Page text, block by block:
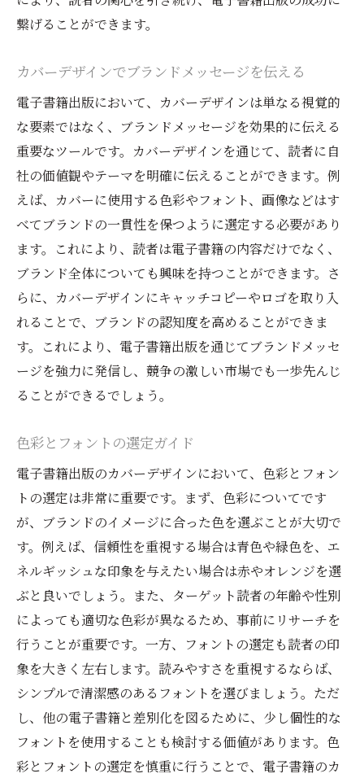
繋げることができます。
カバーデザインでブランドメッセージを伝える
電子書籍出版において、カバーデザインは単なる視覚的
な要素ではなく、ブランドメッセージを効果的に伝える
重要なツールです。カバーデザインを通じて、読者に自
社の価値観やテーマを明確に伝えることができます。例
えば、カバーに使用する色彩やフォント、画像などはす
べてブランドの一貫性を保つように選定する必要があり
ます。これにより、読者は電子書籍の内容だけでなく、
ブランド全体についても興味を持つことができます。さ
らに、カバーデザインにキャッチコピーやロゴを取り入
れることで、ブランドの認知度を高めることができま
す。これにより、電子書籍出版を通じてブランドメッセ
ージを強力に発信し、競争の激しい市場でも一歩先んじ
ることができるでしょう。
色彩とフォントの選定ガイド
電子書籍出版のカバーデザインにおいて、色彩とフォン
トの選定は非常に重要です。まず、色彩についてです
が、ブランドのイメージに合った色を選ぶことが大切で
す。例えば、信頼性を重視する場合は青色や緑色を、エ
ネルギッシュな印象を与えたい場合は赤やオレンジを選
ぶと良いでしょう。また、ターゲット読者の年齢や性別
によっても適切な色彩が異なるため、事前にリサーチを
行うことが重要です。一方、フォントの選定も読者の印
象を大きく左右します。読みやすさを重視するならば、
シンプルで清潔感のあるフォントを選びましょう。ただ
し、他の電子書籍と差別化を図るために、少し個性的な
フォントを使用することも検討する価値があります。色
彩とフォントの選定を慎重に行うことで、電子書籍のカ